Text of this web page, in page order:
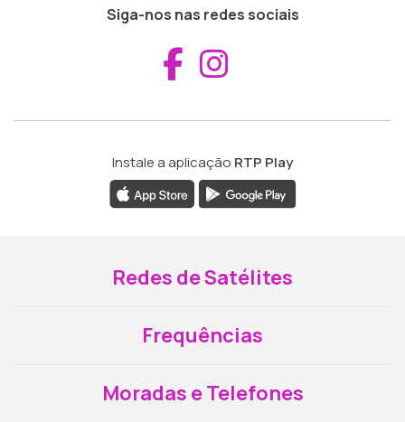
Siga-nos nas redes sociais
Aceder ao
Instale a aplicação RTP Play
Redes de Satélites
Frequências
Moradas e Telefones